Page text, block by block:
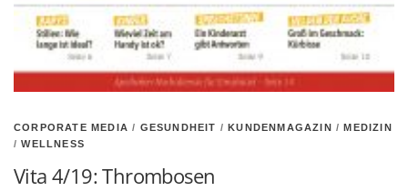
CORPORATE MEDIA / GESUNDHEIT /KUNDENMAGAZIN /MEDIZIN
/WELLNESS
Vita 4/19: Thrombosen